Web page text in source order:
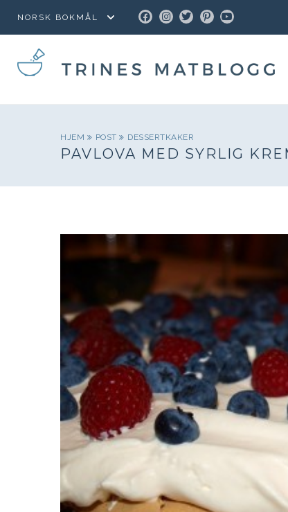
FACEBOOK
INSTAGRAM
TWITTER
PINTEREST
YOUTUBE
HJEM POST DESSERTKAKER
PAVLOVA MED SYRLIG